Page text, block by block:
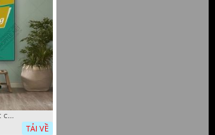
tranh dong luc co dong 9 7 2022 hanh
TẢI VỀ